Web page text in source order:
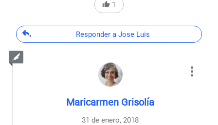
1
Responder a Jose Luis
Maricarmen Grisolía
31 de enero, 2018